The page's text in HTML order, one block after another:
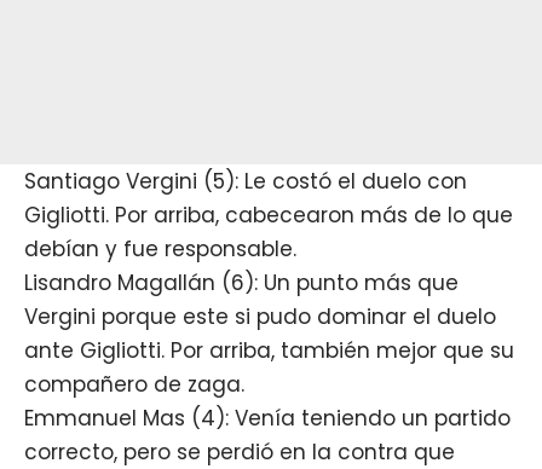
Santiago Vergini (5): Le costó el duelo con
Gigliotti. Por arriba, cabecearon más de lo que
debían y fue responsable.
Lisandro Magallán (6): Un punto más que
Vergini porque este si pudo dominar el duelo
ante Gigliotti. Por arriba, también mejor que su
compañero de zaga.
Emmanuel Mas (4): Venía teniendo un partido
correcto, pero se perdió en la contra que